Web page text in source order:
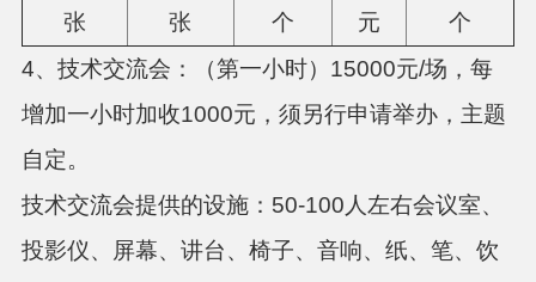
张
张
个
元
个
4、技术交流会：
（第一小时）15000元/场，每
增加一小时加收1000元，须另行申请举办，主题
自定。
技术交流会提供的设施：50-100人左右会议室、
投影仪、屏幕、讲台、椅子、音响、纸、笔、饮